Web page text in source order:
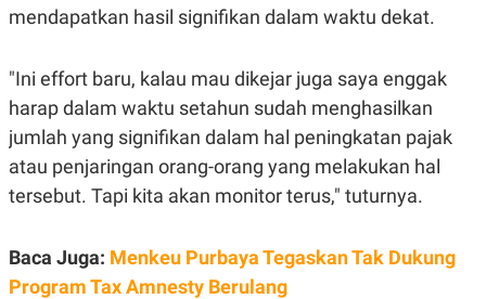
A
A
A
G
K
N
T
A
V
L
P
S
U
mendapatkan hasil signifikan dalam waktu dekat.
"Ini effort baru, kalau mau dikejar juga saya enggak
harap dalam waktu setahun sudah menghasilkan
jumlah yang signifikan dalam hal peningkatan pajak
atau penjaringan orang-orang yang melakukan hal
tersebut. Tapi kita akan monitor terus," tuturnya.
Baca Juga: Menkeu Purbaya Tegaskan Tak Dukung
Program Tax Amnesty Berulang